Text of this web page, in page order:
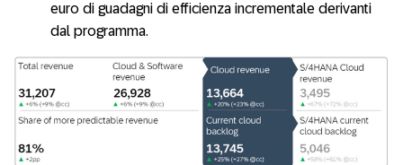
euro di guadagni di efficienza incrementale derivanti
dal programma.